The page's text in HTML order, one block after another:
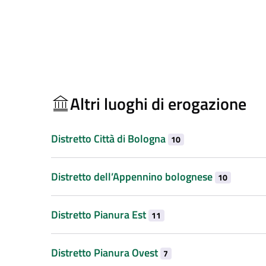
Altri luoghi di erogazione
Distretto Città di Bologna 10
Distretto dell’Appennino bolognese 10
Distretto Pianura Est 11
Distretto Pianura Ovest 7